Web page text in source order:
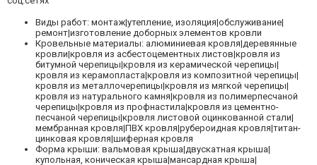
Виды работ: монтаж|утепление, изоляция|обслуживание|
ремонт|изготовление доборных элементов кровли
Кровельные материалы: алюминиевая кровля|деревянные
кровли|кровля из асбестоцементных листов|кровля из
битумной черепицы|кровля из керамической черепицы|
кровля из керамопласта|кровля из композитной черепицы|
кровля из металлочерепицы|кровля из мягкой черепицы|
кровля из натурального камня|кровля из полимерпесчаной
черепицы|кровля из профнастила|кровля из цементно-
песчаной черепицы|кровля листовой оцинкованной стали|
мембранная кровля|ПВХ кровля|рубероидная кровля|титан-
цинковая кровля|шиферная кровля
Форма крыши: вальмовая крыша|двускатная крыша|
купольная, коническая крыша|мансардная крыша|